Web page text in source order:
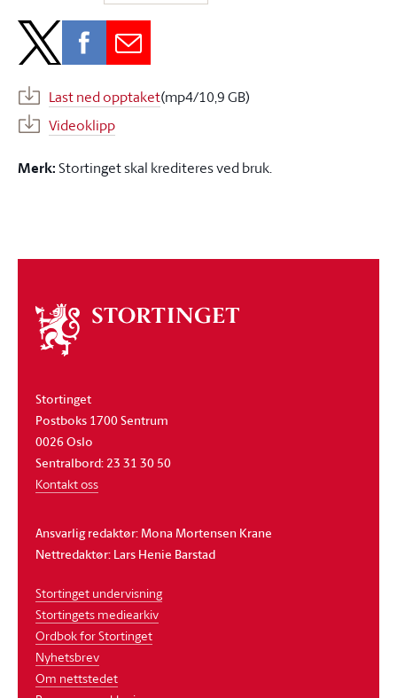
Last ned opptaket(mp4/10,9 GB)
Videoklipp
Merk:Stortinget skal krediteres ved bruk.
Om
stortinget
Stortinget
Postboks 1700 Sentrum
0026 Oslo
Sentralbord: 23 31 30 50
Kontakt oss
Ansvarlig redaktør: Mona Mortensen Krane
Nettredaktør: Lars Henie Barstad
Stortinget undervisning
Stortingets mediearkiv
Ordbok for Stortinget
Nyhetsbrev
Om nettstedet